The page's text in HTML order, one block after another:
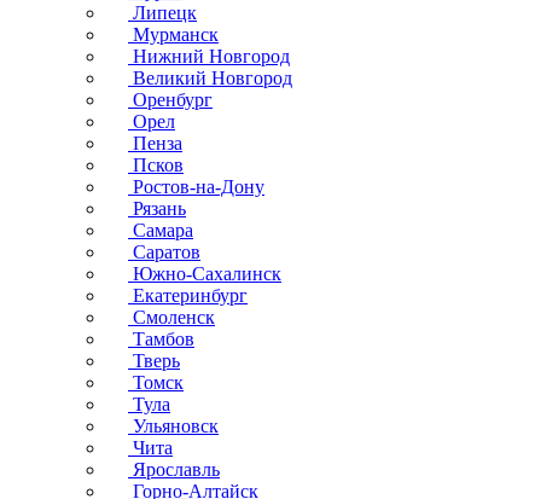
Липецк
Мурманск
Нижний Новгород
Великий Новгород
Оренбург
Орел
Пенза
Псков
Ростов-на-Дону
Рязань
Самара
Саратов
Южно-Сахалинск
Екатеринбург
Смоленск
Тамбов
Тверь
Томск
Тула
Ульяновск
Чита
Ярославль
Горно-Алтайск